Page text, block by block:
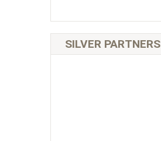
SILVER PARTNERS